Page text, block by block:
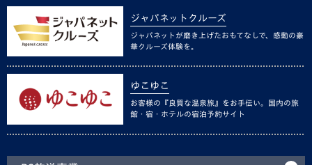
ジャパネットクルーズ
ジャパネットが磨き上げたおもてなしで、感動の豪
華クルーズ体験を。
ゆこゆこ
お客様の『良質な温泉旅』をお手伝い。国内の旅
館・宿・ホテルの宿泊予約サイト